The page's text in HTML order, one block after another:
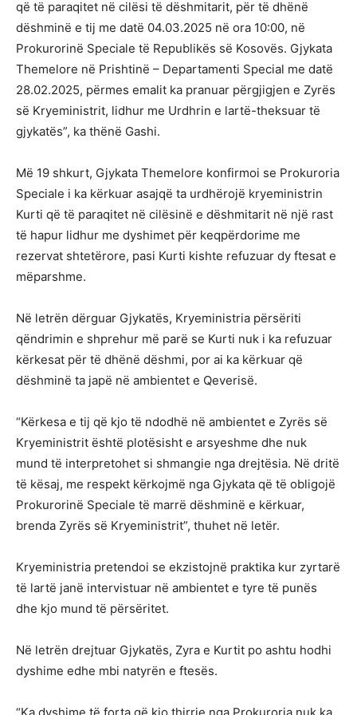
që të paraqitet në cilësi të dëshmitarit, për të dhënë
dëshminë e tij me datë 04.03.2025 në ora 10:00, në
Prokurorinë Speciale të Republikës së Kosovës. Gjykata
Themelore në Prishtinë – Departamenti Special me datë
28.02.2025, përmes emalit ka pranuar përgjigjen e Zyrës
së Kryeministrit, lidhur me Urdhrin e lartë-theksuar të
gjykatës”, ka thënë Gashi.
Më 19 shkurt, Gjykata Themelore konfirmoi se Prokuroria
Speciale i ka kërkuar asajqë ta urdhërojë kryeministrin
Kurti që të paraqitet në cilësinë e dëshmitarit në një rast
të hapur lidhur me dyshimet për keqpërdorime me
rezervat shtetërore, pasi Kurti kishte refuzuar dy ftesat e
mëparshme.
Në letrën dërguar Gjykatës, Kryeministria përsëriti
qëndrimin e shprehur më parë se Kurti nuk i ka refuzuar
kërkesat për të dhënë dëshmi, por ai ka kërkuar që
dëshminë ta japë në ambientet e Qeverisë.
“Kërkesa e tij që kjo të ndodhë në ambientet e Zyrës së
Kryeministrit është plotësisht e arsyeshme dhe nuk
mund të interpretohet si shmangie nga drejtësia. Në dritë
të kësaj, me respekt kërkojmë nga Gjykata që të obligojë
Prokurorinë Speciale të marrë dëshminë e kërkuar,
brenda Zyrës së Kryeministrit”, thuhet në letër.
Kryeministria pretendoi se ekzistojnë praktika kur zyrtarë
të lartë janë intervistuar në ambientet e tyre të punës
dhe kjo mund të përsëritet.
Në letrën drejtuar Gjykatës, Zyra e Kurtit po ashtu hodhi
dyshime edhe mbi natyrën e ftesës.